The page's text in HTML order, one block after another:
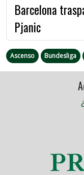
Barcelona
Pjanic
Ascenso Bundesliga